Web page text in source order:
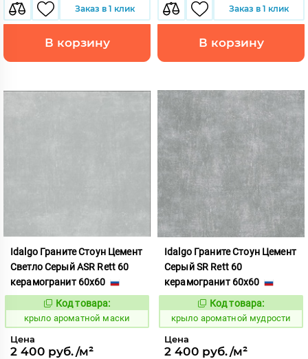
Заказ в 1 клик
В корзину
Заказ в 1 клик
В корзину
Idalgo Граните Стоун Цемент
Светло Серый ASR Rett 60
керамогранит 60x60
828422
Код товара:
крыло ароматной маски
Цена
2 400 руб./м²
Idalgo Граните Стоун Цемент
Серый SR Rett 60
керамогранит 60x60
828430
Код товара:
крыло ароматной мудрости
Цена
2 400 руб./м²